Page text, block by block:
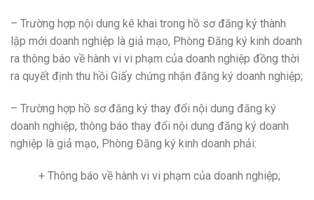
– Trường hợp nội dung kê khai trong hồ sơ đăng ký thành
lập mới doanh nghiệp là giả mạo, Phòng Đăng ký kinh doanh
ra thông báo về hành vi vi phạm của doanh nghiệp đồng thời
ra quyết định thu hồi Giấy chứng nhận đăng ký doanh nghiệp;
– Trường hợp hồ sơ đăng ký thay đổi nội dung đăng ký
doanh nghiệp, thông báo thay đổi nội dung đăng ký doanh
nghiệp là giả mạo, Phòng Đăng ký kinh doanh phải:
+ Thông báo về hành vi vi phạm của doanh nghiệp;